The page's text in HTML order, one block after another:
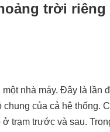
trời riêng
nhà máy. Đây là lần
của cả hệ thống.
trạm trước và sau.